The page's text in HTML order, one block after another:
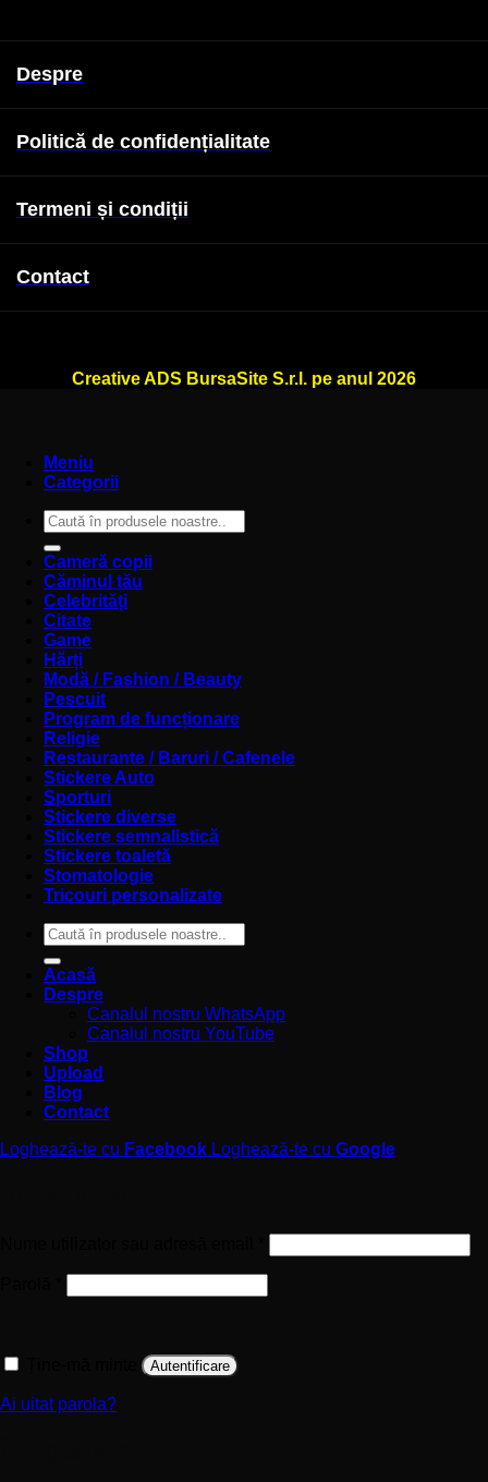
Despre
Politică de confidențialitate
Termeni și condiții
Contact
Creative ADS BursaSite S.r.l. pe anul 2026
Meniu
Categorii
Caută
după:
Cameră copii
Căminul tău
Celebrități
Citate
Game
Hărți
Modă / Fashion / Beauty
Pescuit
Program de funcționare
Religie
Restaurante / Baruri / Cafenele
Stickere Auto
Sporturi
Stickere diverse
Stickere semnalistică
Stickere toaletă
Stomatologie
Tricouri personalizate
Caută
după:
Acasă
Despre
Canalul nostru WhatsApp
Canalul nostru YouTube
Shop
Upload
Blog
Contact
Loghează-te cu Facebook Loghează-te cu Google
Autentificare
Ai uitat parola?